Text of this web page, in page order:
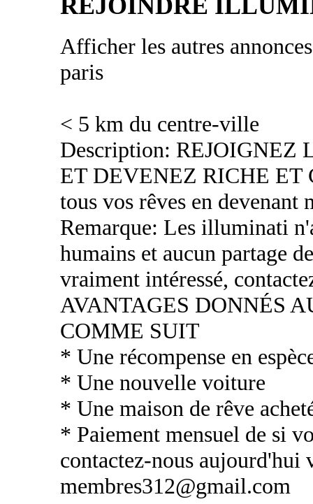
Afficher les autres
paris
< 5 km du centre-ville
Description: REJOIGNEZ
ET DEVENEZ RICHE ET
tous vos rêves en devenant
Remarque: Les illuminati
humains et aucun partage
vraiment intéressé,
AVANTAGES DONNÉS
COMME SUIT
* Une récompense en
* Une nouvelle voiture
* Une maison de rêve
* Paiement mensuel de si
contactez-nous aujourd'hui
membres312@gmail.com